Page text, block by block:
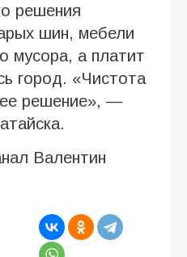
решения
шин, мебели
мусора, а платит
город. «Чистота
решение», —
Валентин